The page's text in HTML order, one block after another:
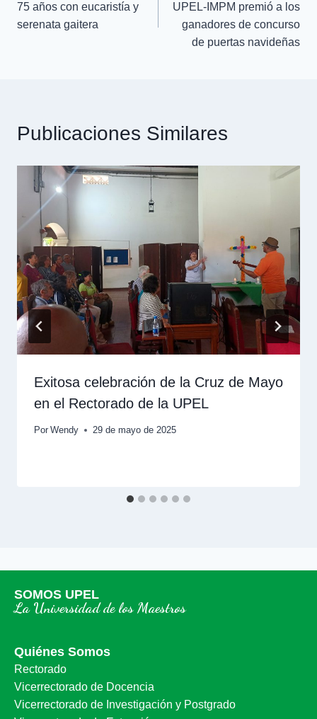
75 años con eucaristía y
serenata gaitera
UPEL-IMPM premió a los
ganadores de concurso
de puertas navideñas
Publicaciones Similares
Exitosa celebración de la Cruz de Mayo
en el Rectorado de la UPEL
Por Wendy 29 de mayo de 2025
SOMOS UPEL
La Universidad de los Maestros
Quiénes Somos
Rectorado
Vicerrectorado de Docencia
Vicerrectorado de Investigación y Postgrado